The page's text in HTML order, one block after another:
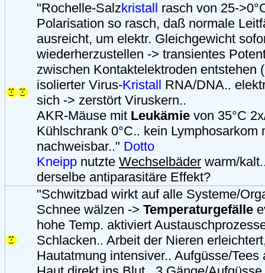
"Rochelle-Salzkristall
rasch von 25-
Polarisation so rasch, daß normale
ausreicht, um elektr. Gleichgewicht
wiederherzustellen -> transientes
zwischen Kontaktelektroden entstehen
isolierter Virus-Kristall
RNA/DNA..
sich -> zerstört Viruskern..
AKR-Mäuse mit Leukämie von 35°C
Kühlschrank 0°C.. kein Lymphosarkom
nachweisbar.." Dotto
Kneipp nutzte Wechselbäder warm/
derselbe antiparasitäre Effekt?
"Schwitzbad wirkt auf alle Systeme/
Schnee wälzen -> Temperaturgefälle
hohe Temp. aktiviert
Schlacken.. Arbeit der Nieren
Hautatmung intensiver.. Aufgüsse/